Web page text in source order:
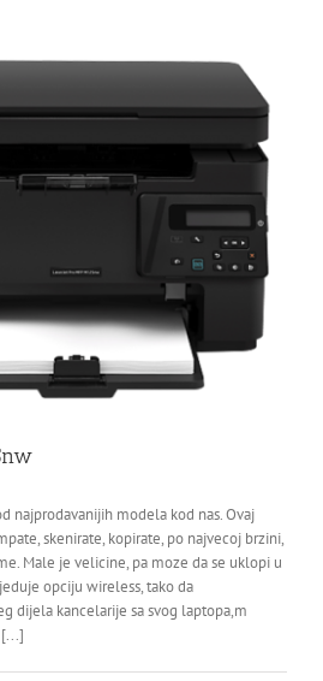
najprodavanijih modela kod nas. Ovaj
skenirate, kopirate, po najvecoj brzini,
Male je velicine, pa moze da se uklopi u
opciju wireless, tako da
dijela kancelarije sa svog laptopa,m